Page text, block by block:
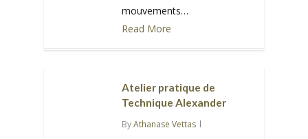
mouvements…
Read More
Atelier pratique de
Technique Alexander
ByAthanase Vettas